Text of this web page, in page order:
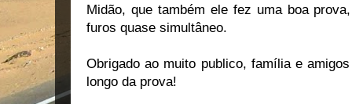
Midão, que também ele fez uma boa
furos quase simultâneo.
Obrigado ao muito publico, família e
longo da prova!